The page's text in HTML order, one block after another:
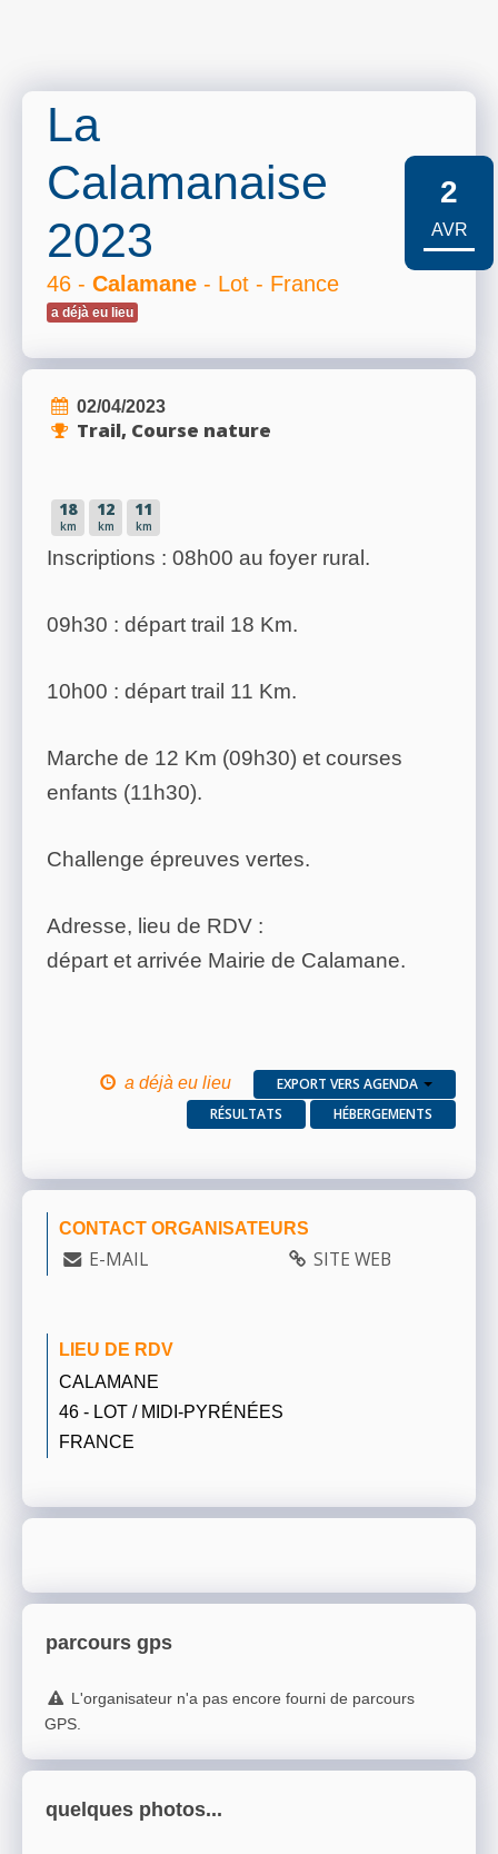
La
Calamanaise
2023
46 - Calamane - Lot - France
a déjà eu lieu
2
AVR
02/04/2023
Trail, Course nature
18
km
12
km
11
km
Inscriptions : 08h00 au foyer rural.
09h30 : départ trail 18 Km.
10h00 : départ trail 11 Km.
Marche de 12 Km (09h30) et courses
enfants (11h30).
Challenge épreuves vertes.
Adresse, lieu de RDV :
départ et arrivée Mairie de Calamane.
a déjà eu lieu
EXPORT VERS AGENDA
RÉSULTATS
HÉBERGEMENTS
CONTACT ORGANISATEURS
E-MAIL SITE WEB
LIEU DE RDV
CALAMANE
46 - LOT / MIDI-PYRÉNÉES
FRANCE
parcours gps
L'organisateur n'a pas encore fourni de parcours
GPS.
quelques photos...